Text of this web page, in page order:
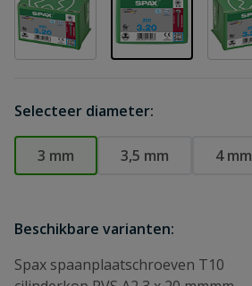
Selecteer diameter:
3 mm 3,5 mm 4 mm
Beschikbare varianten:
Spax spaanplaatschroeven T10